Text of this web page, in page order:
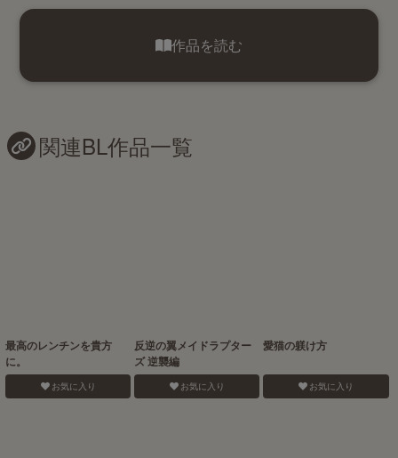
作品を読む
関連BL作品一覧
最高のレンチンを貴方
に。
お気に入り
反逆の翼メイドラプター
ズ 逆襲編
お気に入り
愛猫の躾け方
お気に入り